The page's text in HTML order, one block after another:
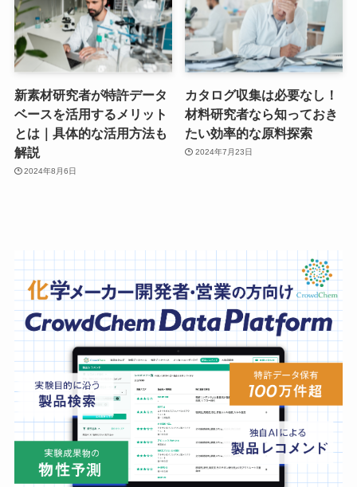
新素材研究者が特許データ
ベースを活用するメリット
とは｜具体的な活用方法も
解説
2024年8月6日
カタログ収集は必要なし！
材料研究者なら知っておき
たい効率的な原料探索
2024年7月23日